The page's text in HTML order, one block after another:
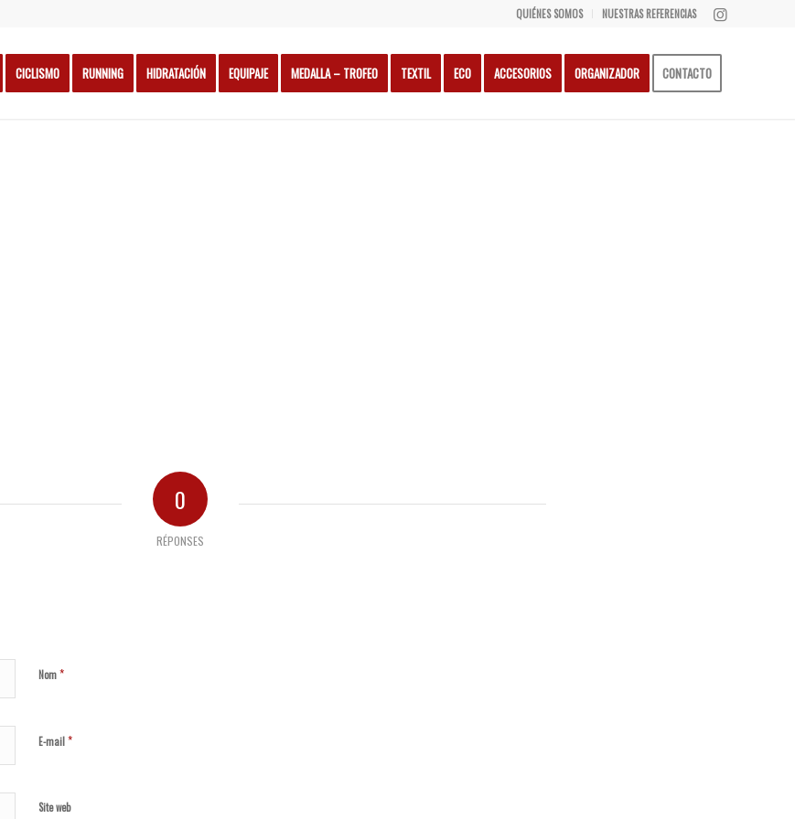
QUIÉNES SOMOS NUESTRAS REFERENCIAS
CICLISMO RUNNING HIDRATACIÓN EQUIPAJE MEDALLA – TROFEO TEXTIL ECO ACCESORIOS ORGANIZADOR CONTACTO
0
RÉPONSES
Nom*
E-mail*
Site web